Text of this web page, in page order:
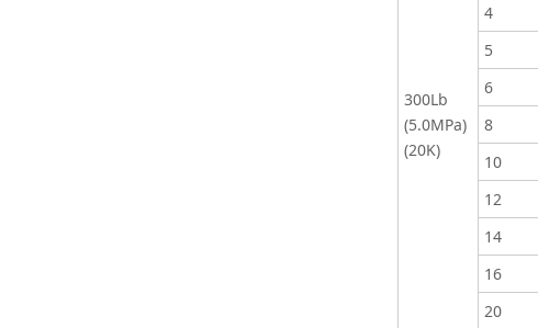
300Lb
(5.0MPa)
(20K)
4
5
6
8
10
12
14
16
20